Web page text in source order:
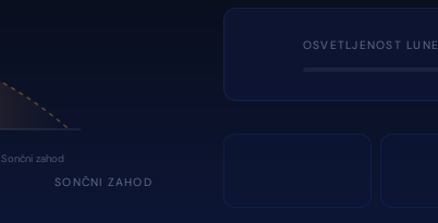
Sončni zahod
SONČNI ZAHOD
OSVETLJENOST LUNE